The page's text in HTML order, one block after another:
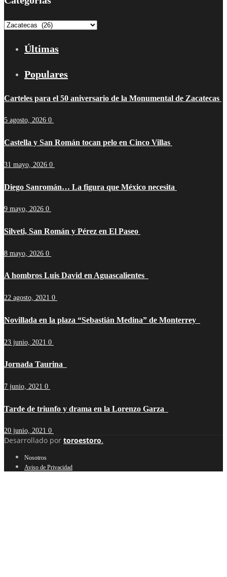
Categorías
Últimas
Populares
Carteles para el 50 aniversario de la Monumental de Zacatecas
5 agosto, 2026 0
Castella y San Román tocan pelo en Cinco Villas
31 mayo, 2026 0
Diego Sanromán… La figura que México necesita
9 mayo, 2026 0
Silveti, San Román y Pérez en El Paseo
8 mayo, 2026 0
A hombros Luis David en Aguascalientes
22 agosto, 2021 0
Novillada en la plaza “Sebastián Medina” de Monterrey
23 junio, 2021 0
Jornada Taurina
7 junio, 2021 0
Tarde de triunfo y drama en la Lorenzo Garza
20 junio, 2021 0
Desarrollado por toroestoro.
Nosotros
Aviso de Privacidad